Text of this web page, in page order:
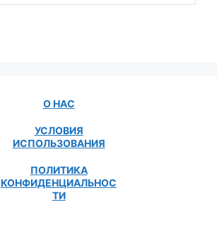
О НАС
УСЛОВИЯ
ИСПОЛЬЗОВАНИЯ
ПОЛИТИКА
КОНФИДЕНЦИАЛЬНОС
ТИ